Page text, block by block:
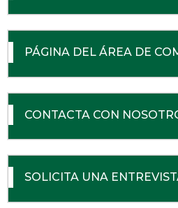
PÁGINA DEL ÁREA DE
CONTACTA CON
SOLICITA UNA